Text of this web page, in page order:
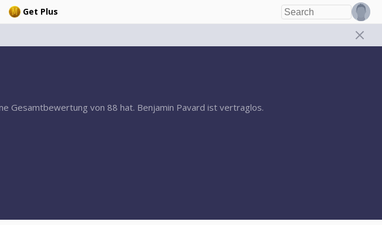
Get Plus
Gesamtbewertung von 88 hat. Benjamin Pavard ist vertraglos.